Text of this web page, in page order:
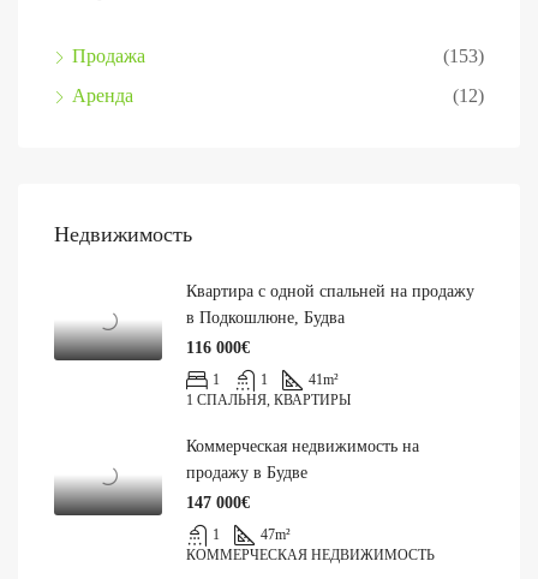
Продажа
(153)
Аренда
(12)
Недвижимость
Квартира с одной спальней на продажу
в Подкошлюне, Будва
116 000€
1 1 41m²
1 СПАЛЬНЯ, КВАРТИРЫ
Коммерческая недвижимость на
продажу в Будве
147 000€
1 47m²
КОММЕРЧЕСКАЯ НЕДВИЖИМОСТЬ